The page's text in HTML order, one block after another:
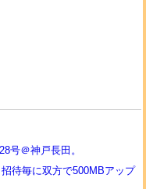
号＠神戸長田。
待毎に双方で500MBアップ